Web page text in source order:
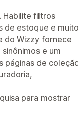
Habilite filtros
de estoque e muito
do Wizzy fornece
e um
páginas de
para mostrar